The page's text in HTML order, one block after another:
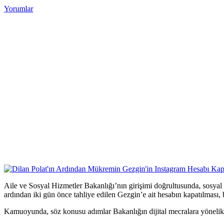
Yorumlar
Aile ve Sosyal Hizmetler Bakanlığı’nın girişimi doğrultusunda,
ardından iki gün önce tahliye edilen Gezgin’e ait hesabın
Kamuoyunda, söz konusu adımlar Bakanlığın dijital mecralara